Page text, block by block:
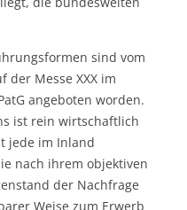
sind vom
der Messe XXX im
angeboten worden.
ist rein wirtschaftlich
jede im Inland
nach ihrem objektiven
der Nachfrage
Weise zum Erwerb